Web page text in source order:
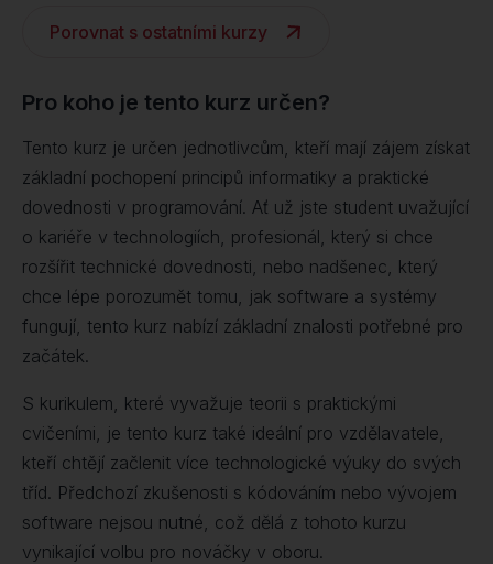
Porovnat s ostatními kurzy
Pro koho je tento kurz určen?
Tento kurz je určen jednotlivcům, kteří mají zájem získat
základní pochopení principů informatiky a praktické
dovednosti v programování. Ať už jste student uvažující
o kariéře v technologiích, profesionál, který si chce
rozšířit technické dovednosti, nebo nadšenec, který
chce lépe porozumět tomu, jak software a systémy
fungují, tento kurz nabízí základní znalosti potřebné pro
začátek.
S kurikulem, které vyvažuje teorii s praktickými
cvičeními, je tento kurz také ideální pro vzdělavatele,
kteří chtějí začlenit více technologické výuky do svých
tříd. Předchozí zkušenosti s kódováním nebo vývojem
software nejsou nutné, což dělá z tohoto kurzu
vynikající volbu pro nováčky v oboru.